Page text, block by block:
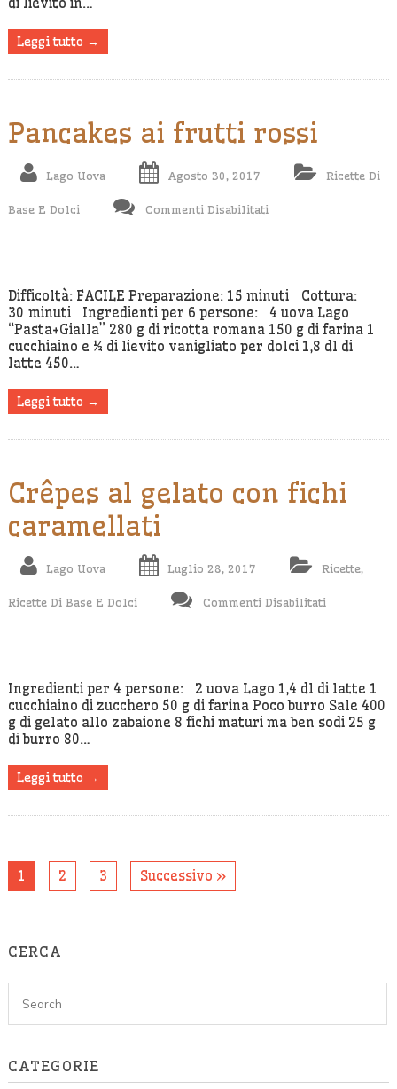
Leggi tutto →
Pancakes ai frutti rossi
Lago Uova Agosto 30, 2017 Ricette Di
Base E Dolci Commenti Disabilitati
Rossi
Difficoltà: FACILE Preparazione: 15 minuti Cottura:
30 minuti Ingredienti per 6 persone: 4 uova Lago
“Pasta+Gialla” 280 g di ricotta romana 150 g di farina 1
cucchiaino e ½ di lievito vanigliato per dolci 1,8 dl di
latte 450…
Leggi tutto →
Crêpes al gelato con fichi
caramellati
Lago Uova Luglio 28, 2017 Ricette,
Ricette Di Base E Dolci Commenti Disabilitati
Con
Fichi
Caramellati
Ingredienti per 4 persone: 2 uova Lago 1,4 dl di latte 1
cucchiaino di zucchero 50 g di farina Poco burro Sale 400
g di gelato allo zabaione 8 fichi maturi ma ben sodi 25 g
di burro 80…
Leggi tutto →
1 2 3 Successivo »
CERCA
CATEGORIE